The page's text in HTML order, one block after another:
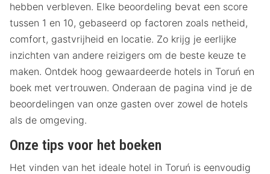
hebben verbleven. Elke beoordeling bevat een score
tussen 1 en 10, gebaseerd op factoren zoals netheid,
comfort, gastvrijheid en locatie. Zo krijg je eerlijke
inzichten van andere reizigers om de beste keuze te
maken. Ontdek hoog gewaardeerde hotels in Toruń en
boek met vertrouwen. Onderaan de pagina vind je de
beoordelingen van onze gasten over zowel de hotels
als de omgeving.
Onze tips voor het boeken
Het vinden van het ideale hotel in Toruń is eenvoudig